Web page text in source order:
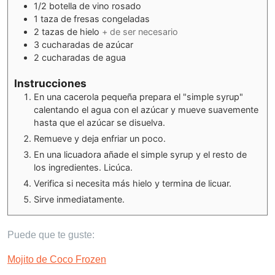
1/2 botella de vino rosado
1 taza de fresas congeladas
2 tazas de hielo + de ser necesario
3 cucharadas de azúcar
2 cucharadas de agua
Instrucciones
En una cacerola pequeña prepara el "simple syrup"
calentando el agua con el azúcar y mueve suavemente
hasta que el azúcar se disuelva.
Remueve y deja enfriar un poco.
En una licuadora añade el simple syrup y el resto de
los ingredientes. Licúca.
Verifica si necesita más hielo y termina de licuar.
Sirve inmediatamente.
Puede que te guste:
Mojito de Coco Frozen